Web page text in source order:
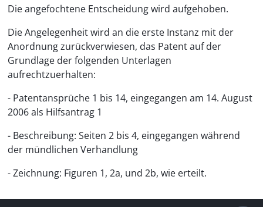
Die angefochtene Entscheidung wird aufgehoben.
Die Angelegenheit wird an die erste Instanz mit der
Anordnung zurückverwiesen, das Patent auf der
Grundlage der folgenden Unterlagen
aufrechtzuerhalten:
- Patentansprüche 1 bis 14, eingegangen am 14. August
2006 als Hilfsantrag 1
- Beschreibung: Seiten 2 bis 4, eingegangen während
der mündlichen Verhandlung
- Zeichnung: Figuren 1, 2a, und 2b, wie erteilt.